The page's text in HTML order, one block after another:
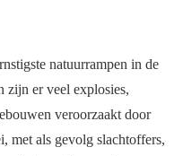
natuurrampen in de
zijn er veel explosies,
veroorzaakt door
met als gevolg slachtoffers,